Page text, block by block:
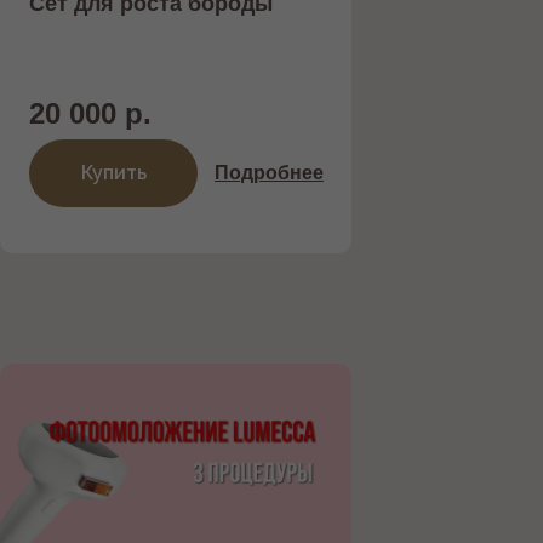
Подробнее
20 000 р.
Купить